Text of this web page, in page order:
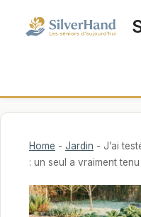
Home - Jardin - J’ai
: un seul a vraiment